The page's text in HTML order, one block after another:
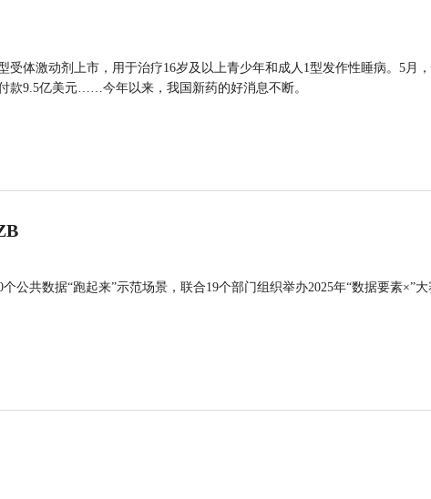
受体激动剂上市，用于治疗16岁及以上青少年和成人1型发作性睡病。5月
款9.5亿美元……今年以来，我国新药的好消息不断。
公共数据“跑起来”示范场景，联合19个部门组织举办2025年“数据要素×”大